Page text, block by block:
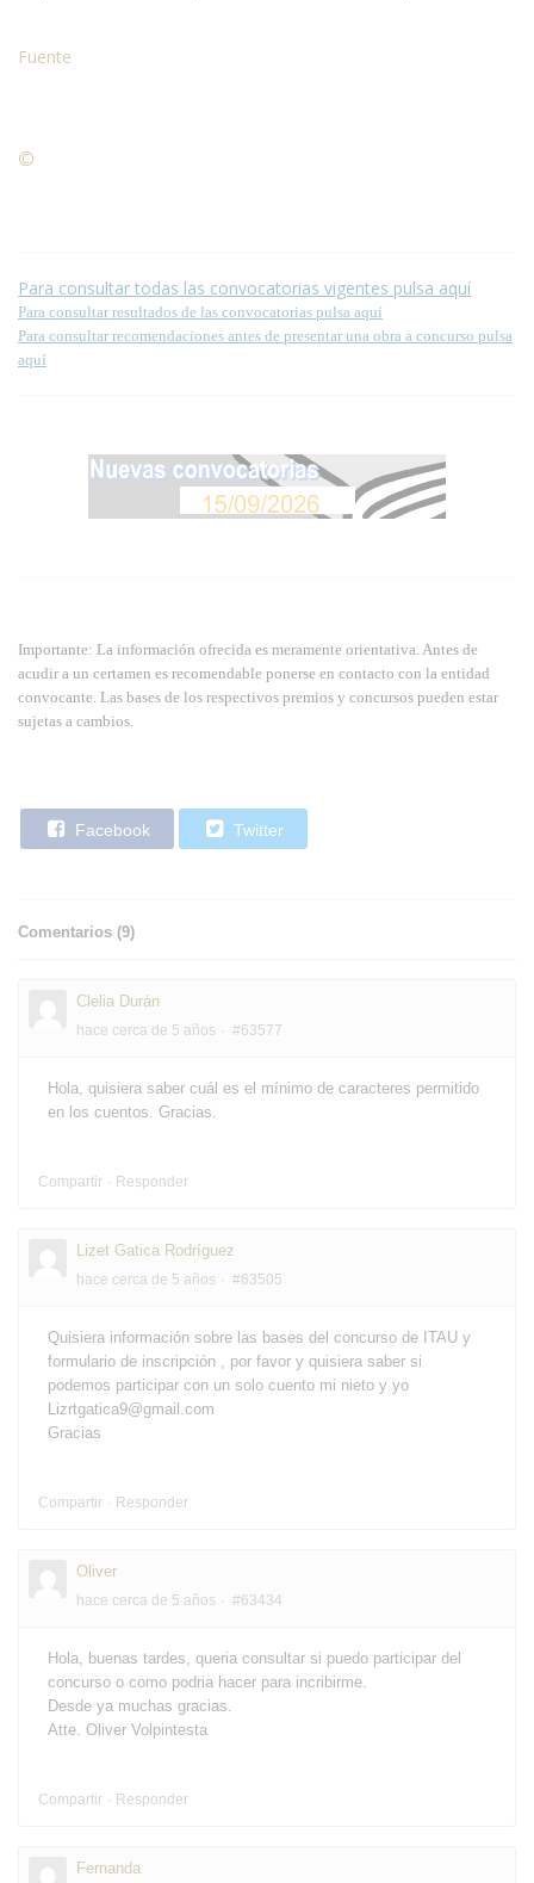
Fuente
©
Para consultar todas las convocatorias vigentes pulsa aquí
Para consultar resultados de las convocatorias pulsa aquí
Para consultar recomendaciones antes de presentar una obra a concurso pulsa
aquí
Importante: La información ofrecida es meramente orientativa. Antes de
acudir a un certamen es recomendable ponerse en contacto con la entidad
convocante. Las bases de los respectivos premios y concursos pueden estar
sujetas a cambios.
Facebook Twitter
Comentarios (9)
Clelia Durán
hace cerca de 5 años #63577
Hola, quisiera saber cuál es el mínimo de caracteres permitido
en los cuentos. Gracias.
Compartir Responder
Lizet Gatica Rodríguez
hace cerca de 5 años #63505
Quisiera información sobre las bases del concurso de ITAU y
formulario de inscripción , por favor y quisiera saber si
podemos participar con un solo cuento mi nieto y yo
Lizrtgatica9@gmail.com
Gracias
Compartir Responder
Oliver
hace cerca de 5 años #63434
Hola, buenas tardes, queria consultar si puedo participar del
concurso o como podria hacer para incribirme.
Desde ya muchas gracias.
Atte. Oliver Volpintesta
Compartir Responder
Fernanda